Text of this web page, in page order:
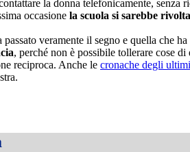
la donna telefonicamente,
occasione la scuola si sarebbe
veramente il segno e quella che
, perché non è possibile tollerare cose
reciproca. Anche le cronache degli